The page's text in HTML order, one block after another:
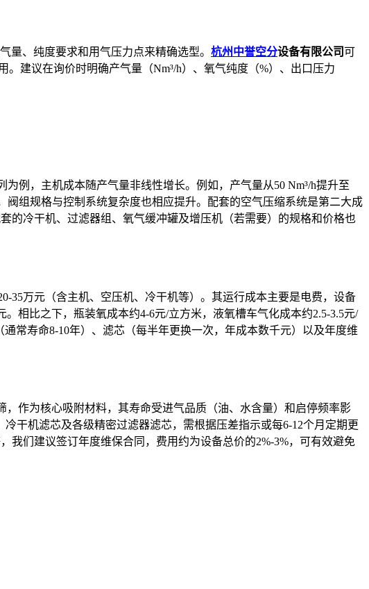
量、纯度要求和用气压力点来精确选型。 杭州中誉空分设备有限公司可
建议在询价时明确产气量（Nm³/h）、氧气纯度（%）、出口压力
例，主机成本随产气量非线性增长。例如，产气量从50 Nm³/h提升至
阀组规格与控制系统复杂度也相应提升。配套的空气压缩系统是第二大成
的冷干机、过滤器组、氧气缓冲罐及增压机（若需要）的规格和价格也
35万元（含主机、空压机、冷干机等）。其运行成本主要是电费，设备
相比之下，瓶装氧成本约4-6元/立方米，液氧槽车气化成本约2.5-3.5元/
常寿命8-10年）、滤芯（每半年更换一次，年成本数千元）以及年度维
作为核心吸附材料，其寿命受进气品质（油、水含量）和启停频率影
干机滤芯及各级精密过滤器滤芯，需根据压差指示或每6-12个月定期更
我们建议签订年度维保合同，费用约为设备总价的2%-3%，可有效避免